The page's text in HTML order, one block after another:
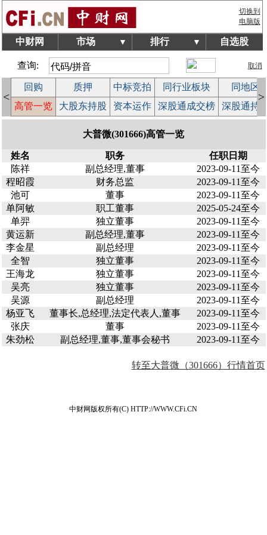
切换到
电脑版
中财网 市场 ▼ 排行 ▼ 自选股
查询: 取消
<
回购 质押 中标竞拍 同行业板块
同地区
高管一览 大股东持股 资本运作 深股通成交榜 深股通持
>
大普微(301666)高管一览
姓名 职务
任职日期
陈祥
副总经理,董事
2023-09-11至今
程昭霞
财务总监
2023-09-11至今
池可
董事
2023-09-11至今
单阿敏
职工董事
2025-05-24至今
单羿
独立董事
2023-09-11至今
黄运新
副总经理,董事
2023-09-11至今
李金星
副总经理
2023-09-11至今
全智
独立董事
2023-09-11至今
王海龙
独立董事
2023-09-11至今
吴亮
独立董事
2023-09-11至今
吴源
副总经理
2023-09-11至今
杨亚飞
董事长,总经理,法定代表人,董事
2023-09-11至今
张庆
董事
2023-09-11至今
朱劲松
副总经理,董事,董事会秘书 2023-09-11至今
转至大普微（301666）行情首页
中财网版权所有(C) HTTP://WWW.CFi.CN